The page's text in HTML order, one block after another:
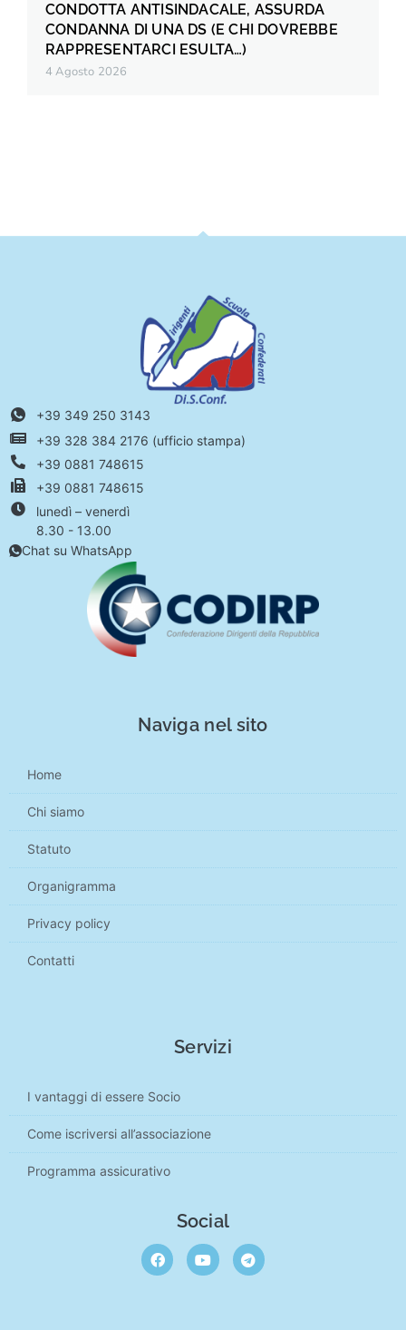
CONDOTTA ANTISINDACALE, ASSURDA
CONDANNA DI UNA DS (E CHI DOVREBBE
RAPPRESENTARCI ESULTA…)
4 Agosto 2026
+39 349 250 3143
+39 328 384 2176 (ufficio stampa)
+39 0881 748615
+39 0881 748615
lunedì – venerdì
8.30 - 13.00
Chat su WhatsApp
Naviga nel sito
Home
Chi siamo
Statuto
Organigramma
Privacy policy
Contatti
Servizi
I vantaggi di essere Socio
Come iscriversi all’associazione
Programma assicurativo
Social